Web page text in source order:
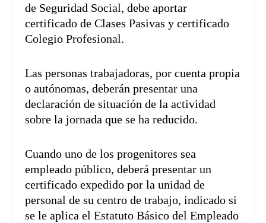
de Seguridad Social, debe aportar
certificado de Clases Pasivas y certificado
Colegio Profesional.
Las personas trabajadoras, por cuenta propia
o autónomas, deberán presentar una
declaración de situación de la actividad
sobre la jornada que se ha reducido.
Cuando uno de los progenitores sea
empleado público, deberá presentar un
certificado expedido por la unidad de
personal de su centro de trabajo, indicado si
se le aplica el Estatuto Básico del Empleado